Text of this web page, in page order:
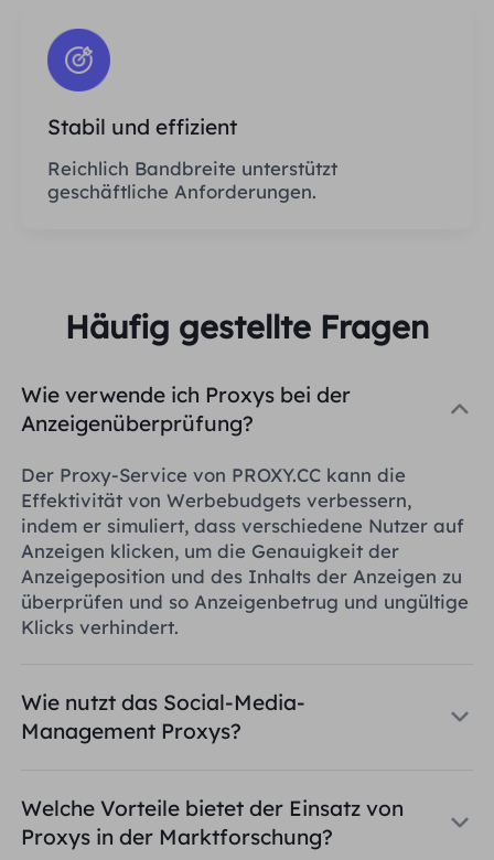
Stabil und effizient
Reichlich Bandbreite unterstützt
geschäftliche Anforderungen.
Häufig gestellte Fragen
Wie verwende ich Proxys bei der
Anzeigenüberprüfung?
Der Proxy-Service von PROXY.CC kann die
Effektivität von Werbebudgets verbessern,
indem er simuliert, dass verschiedene Nutzer auf
Anzeigen klicken, um die Genauigkeit der
Anzeigeposition und des Inhalts der Anzeigen zu
überprüfen und so Anzeigenbetrug und ungültige
Klicks verhindert.
Wie nutzt das Social-Media-
Management Proxys?
Welche Vorteile bietet der Einsatz von
Proxys in der Marktforschung?